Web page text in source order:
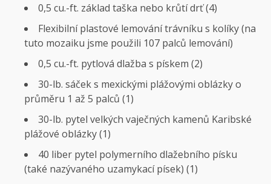
0,5 cu.-ft. základ taška nebo krůtí drť (4)
Flexibilní plastové lemování trávníku s kolíky (na
tuto mozaiku jsme použili 107 palců lemování)
0,5 cu.-ft. pytlová dlažba s pískem (2)
30-lb. sáček s mexickými plážovými oblázky o
průměru 1 až 5 palců (1)
30-lb. pytel velkých vaječných kamenů Karibské
plážové oblázky (1)
40 liber pytel polymerního dlažebního písku
(také nazývaného uzamykací písek) (1)